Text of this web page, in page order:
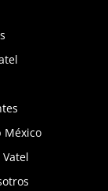
México